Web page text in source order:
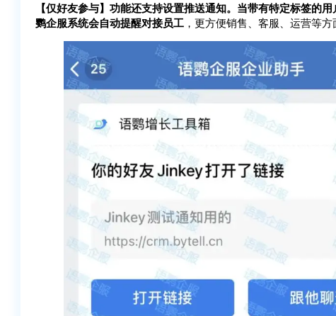
【仅好友参与】功能还支持设置推送通知。当带有特定标签的
鹦企服系统会自动提醒对接员工 ，更方便销售、客服、运营等